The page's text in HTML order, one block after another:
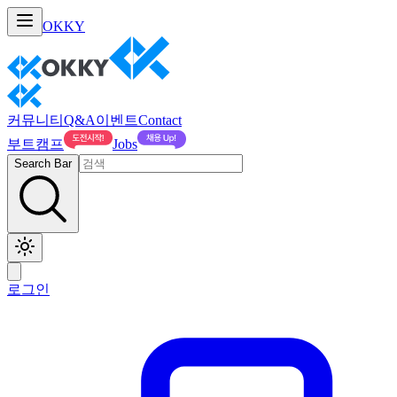
OKKY
커뮤니티 Q&A이벤트Contact
부트캠프
Jobs
Search Bar
로그인